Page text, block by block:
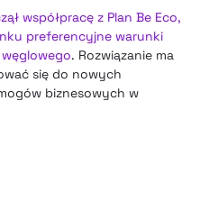
współpracę z Plan Be Eco,
preferencyjne warunki
. Rozwiązanie ma
się do nowych
biznesowych w